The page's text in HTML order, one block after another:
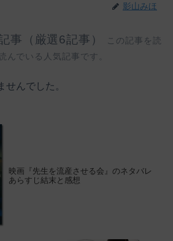
影山みほ
事（厳選6記事）
この記事を読
んでいる人気記事です。
せんでした。
映画『先生を流産させる会』のネタバレ
あらすじ結末と感想